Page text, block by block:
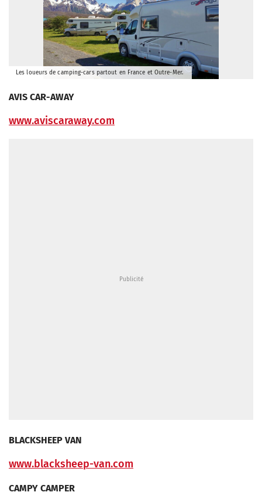
Les loueurs de camping-cars partout en France et Outre-Mer.
AVIS CAR-AWAY
www.aviscaraway.com
BLACKSHEEP VAN
www.blacksheep-van.com
CAMPY CAMPER